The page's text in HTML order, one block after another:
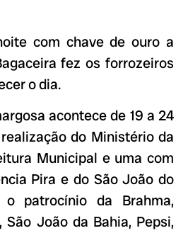
com chave de ouro a
fez os forrozeiros
o dia.
acontece de 19 a 24
do Ministério da
Municipal e uma com
Pira e do São João do
o patrocínio da Brahma,
São João da Bahia, Pepsi,